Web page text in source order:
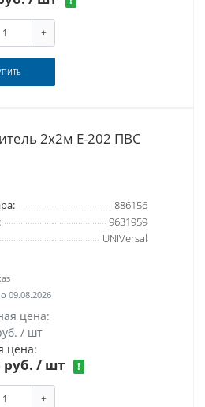
+
2х2м Е-202 ПВС
886156
9631959
UNIVersal
09.08.2026
цена:
/ шт
цена:
руб. / шт !
+